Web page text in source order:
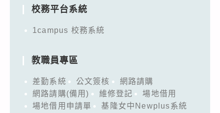
校務平台系統
1campus 校務系統
教職員專區
差勤系統 公文簽核
網路請購
網路請購(備用)
維修登記
場地借用
場地借用申請單
基隆女中Newplus系統